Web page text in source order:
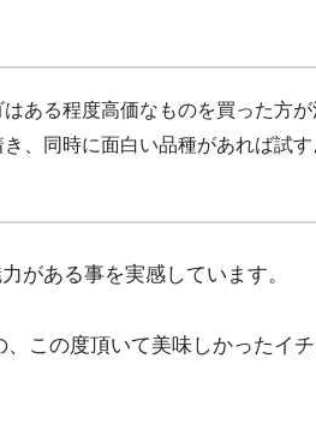
ある程度高価なものを買った方
、同時に面白い品種があれば試す
がある事を実感しています。
この度頂いて美味しかったイ